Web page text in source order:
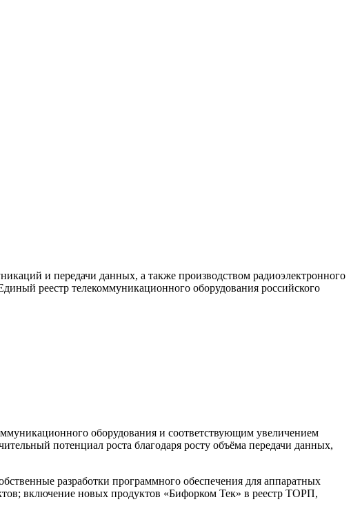
и передачи данных, а также производством радиоэлектронного
реестр телекоммуникационного оборудования российского
оборудования и соответствующим увеличением
потенциал роста благодаря росту объёма передачи данных,
разработки программного обеспечения для аппаратных
включение новых продуктов «Бифорком Тек» в реестр ТОРП,